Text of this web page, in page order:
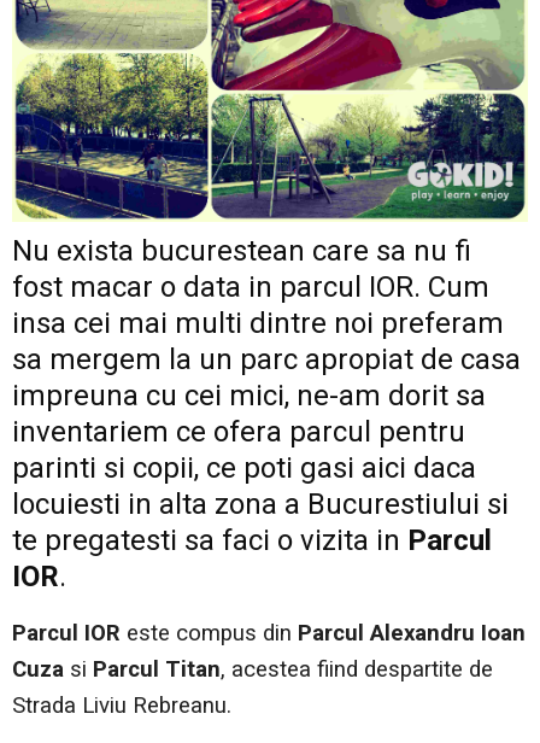
Nu exista bucurestean care sa nu fi
fost macar o data in parcul IOR. Cum
insa cei mai multi dintre noi preferam
sa mergem la un parc apropiat de casa
impreuna cu cei mici, ne-am dorit sa
inventariem ce ofera parcul pentru
parinti si copii, ce poti gasi aici daca
locuiesti in alta zona a Bucurestiului si
te pregatesti sa faci o vizita in Parcul
IOR.
Parcul IOR este compus din Parcul Alexandru Ioan
Cuza si Parcul Titan, acestea fiind despartite de
Strada Liviu Rebreanu.